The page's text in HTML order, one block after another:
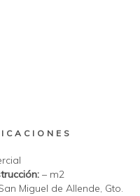
– m2
Miguel de Allende, Gto.